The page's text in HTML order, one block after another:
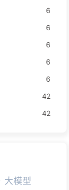
6
6
6
6
6
42
42
大模型